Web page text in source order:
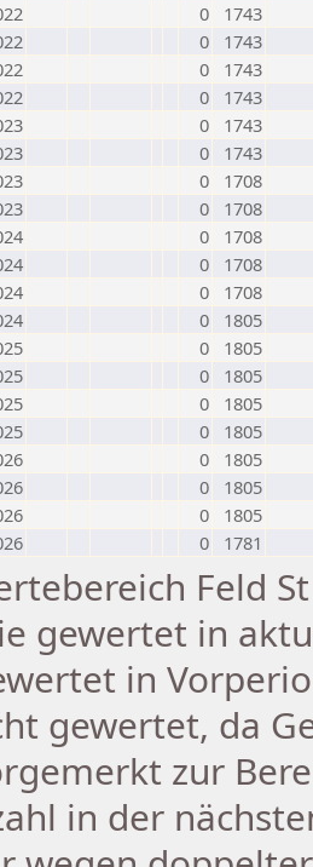
0
1743
0
1743
0
1743
0
1743
0
1743
0
1743
0
1708
0
1708
0
1708
0
1708
0
1708
0
1805
0
1805
0
1805
0
1805
0
1805
0
1805
0
1805
0
1805
0 1781
Feld
gewertet in
in
gewertet, da
zur
in der